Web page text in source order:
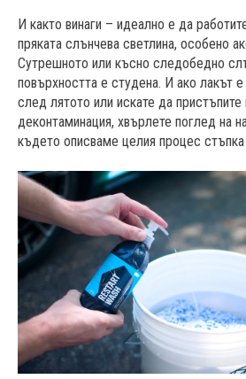
И както винаги – идеално е да
пряката слънчева светлина, особено
Сутрешното или късно следобедно
повърхността е студена. И ако лакът
след лятото или искате да
деконтаминация, хвърлете поглед на
където описваме целия процес стъпка